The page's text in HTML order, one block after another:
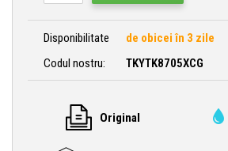
Disponibilitate
de obicei în 3 zile
Codul nostru:
TKYTK8705XCG
Original